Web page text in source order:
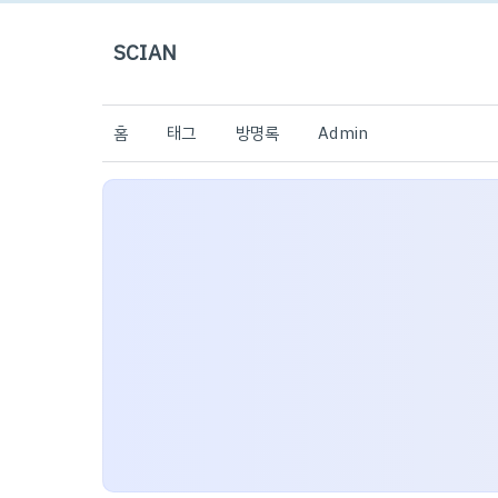
SCIAN
홈 태그 방명록 Admin